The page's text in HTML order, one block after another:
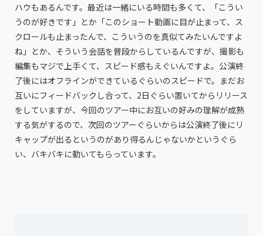
ハウもあるんです。最近は一緒にいる時間も多くて、「こうい
うのが好きです」とか「このショート動画に目が止まって、ス
クロールも止まったんで、こういうのを真似てみたいんですよ
ね」とか、そういう会話を普段からしているんですが、撮影も
編集もマジで上手くて、スピード感もえぐいんですよ。公演終
了後にはオフラインができているぐらいのスピードで。まだお
互いにフィードバックし合って、2日ぐらい置いてからリリース
をしていますが、今回のツアー中にお互いの好みの理解が成熟
する気がするので、次回のツアーぐらいからは公演終了後にリ
キャップが出るというのがあり得るんじゃないかというぐら
い、バキバキに動いてもらっています。